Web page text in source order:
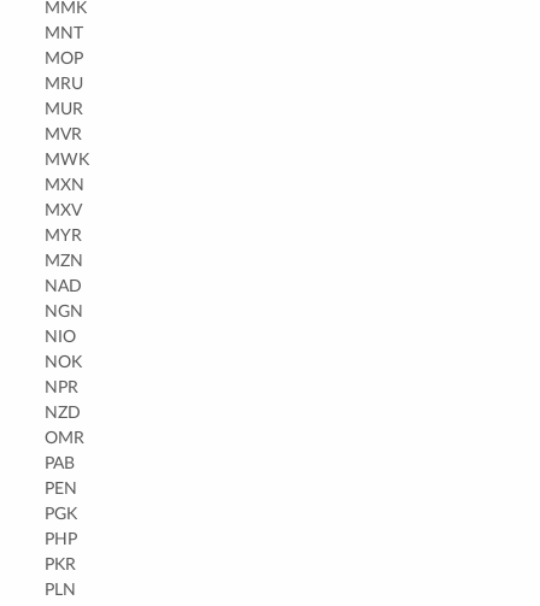
MMK
MNT
MOP
MRU
MUR
MVR
MWK
MXN
MXV
MYR
MZN
NAD
NGN
NIO
NOK
NPR
NZD
OMR
PAB
PEN
PGK
PHP
PKR
PLN